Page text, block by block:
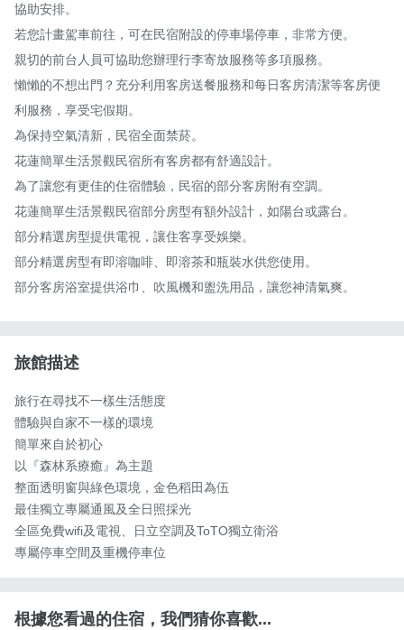
協助安排。
若您計畫駕車前往，可在民宿附設的停車場停車，非常方便。
親切的前台人員可協助您辦理行李寄放服務等多項服務。
懶懶的不想出門？充分利用客房送餐服務和每日客房清潔等客房便
利服務，享受宅假期。
為保持空氣清新，民宿全面禁菸。
花蓮簡單生活景觀民宿所有客房都有舒適設計。
為了讓您有更佳的住宿體驗，民宿的部分客房附有空調。
花蓮簡單生活景觀民宿部分房型有額外設計，如陽台或露台。
部分精選房型提供電視，讓住客享受娛樂。
部分精選房型有即溶咖啡、即溶茶和瓶裝水供您使用。
部分客房浴室提供浴巾、吹風機和盥洗用品，讓您神清氣爽。
旅館描述
旅行在尋找不一樣生活態度
體驗與自家不一樣的環境
簡單來自於初心
以『森林系療癒』為主題
整面透明窗與綠色環境，金色稻田為伍
最佳獨立專屬通風及全日照採光
全區免費wifi及電視、日立空調及ToTO獨立衛浴
專屬停車空間及重機停車位
根據您看過的住宿，我們猜你喜歡...